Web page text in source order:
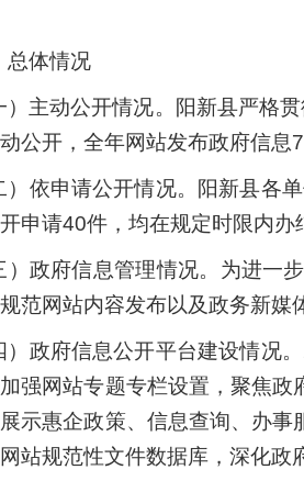
总体情况
）主动公开情况。阳新县严格
公开，全年网站发布政府信息
）依申请公开情况。阳新县各
申请40件，均在规定时限内办
）政府信息管理情况。为进一
范网站内容发布以及政务新媒
）政府信息公开平台建设情况。
强网站专题专栏设置，聚焦
示惠企政策、信息查询、办
站规范性文件数据库，深化政